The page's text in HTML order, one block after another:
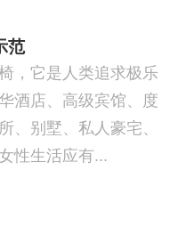
范
，它是人类追求极乐
酒店、高级宾馆、度
、别墅、私人豪宅、
性生活应有...